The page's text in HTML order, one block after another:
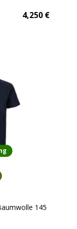
4,250€
145